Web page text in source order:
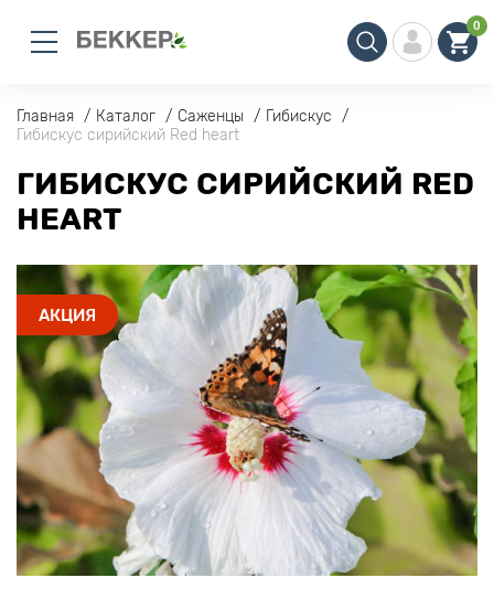
0
Главная Каталог Саженцы
Гибискус
Гибискус сирийский Red heart
ГИБИСКУС СИРИЙСКИЙ RED
HEART
АКЦИЯ